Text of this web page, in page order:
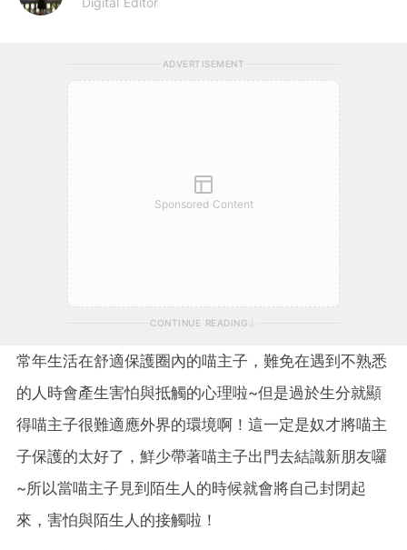
ADVERTISEMENT
Sponsored Content
CONTINUE READING
常年生活在舒適保護圈內的喵主子，難免在遇到不熟悉
的人時會產生害怕與抵觸的心理啦~但是過於生分就顯
得喵主子很難適應外界的環境啊！這一定是奴才將喵主
子保護的太好了，鮮少帶著喵主子出門去結識新朋友囉
~所以當喵主子見到陌生人的時候就會將自己封閉起
來，害怕與陌生人的接觸啦！